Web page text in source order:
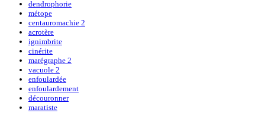
dendrophorie
métope
centauromachie 2
acrotère
ignimbrite
cinérite
marégraphe 2
vacuole 2
enfoulardée
enfoulardement
découronner
maratiste